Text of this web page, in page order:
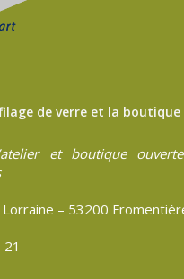
de verre et la boutique
et boutique
– 53200